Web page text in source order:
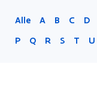
Alle A B C D
P
Q R S T U